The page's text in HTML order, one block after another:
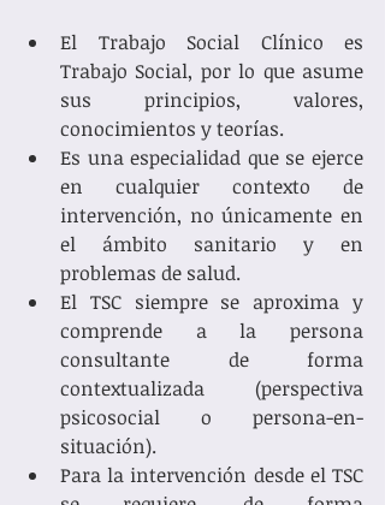
El Trabajo Social Clínico es
Trabajo Social, por lo que asume
sus principios, valores,
conocimientos y teorías.
Es una especialidad que se ejerce
en cualquier contexto de
intervención, no únicamente en
el ámbito sanitario y en
problemas de salud.
El TSC siempre se aproxima y
comprende a la persona
consultante de forma
contextualizada (perspectiva
psicosocial o persona-en-
situación).
Para la intervención desde el TSC